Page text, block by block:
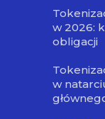
w 2026:
obligacji
w